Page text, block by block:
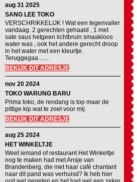
aug 31 2025
SANG LEE TOKO
VERSCHRIKKELIJK ! Wat een tegenvaller
vandaag. 2 gerechten gehaald , 1 met
sate saus hetgeen lichtbruin smaakloos
water was , ook het andere gerecht droop
in het water met een kleurtje.
Teruggegaa.......
BEKIJK DIT ADRESJE
nov 20 2024
TOKO WARUNG BARU
Prima toko, de rendang is top maar de
pittige kip wat te zoet voor mij.
BEKIJK DIT ADRESJE
aug 25 2024
HET WINKELTJE
Weet iemand of restaurant Het Winkeltje
nog te maken had met Ansje van
Brandenberg, die met haar café chantant
naar dit pand was verhuisd? Ik heb hier